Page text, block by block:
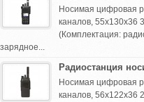
Носимая цифровая
каналов, 55х130х36
(Комплектация:
зарядное...
Радиостанция
Носимая цифровая
каналов, 56х122х36